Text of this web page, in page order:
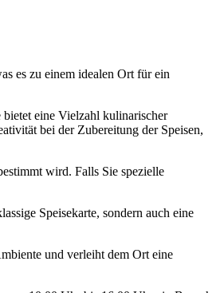
es zu einem idealen Ort für ein
eine Vielzahl kulinarischer
bei der Zubereitung der Speisen,
wird. Falls Sie spezielle
Speisekarte, sondern auch eine
und verleiht dem Ort eine